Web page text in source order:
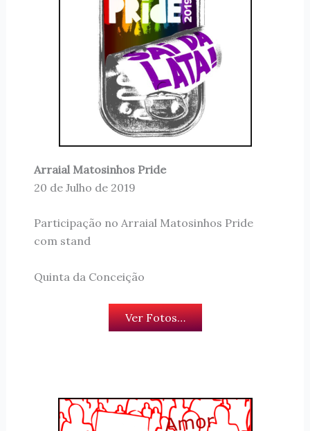
Arraial Matosinhos Pride
20 de Julho de 2019
Participação no Arraial Matosinhos Pride
com stand
Quinta da Conceição
Ver Fotos…